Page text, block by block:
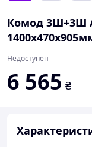
Комод 3Ш+3Ш
Недоступен
6 565 ₴